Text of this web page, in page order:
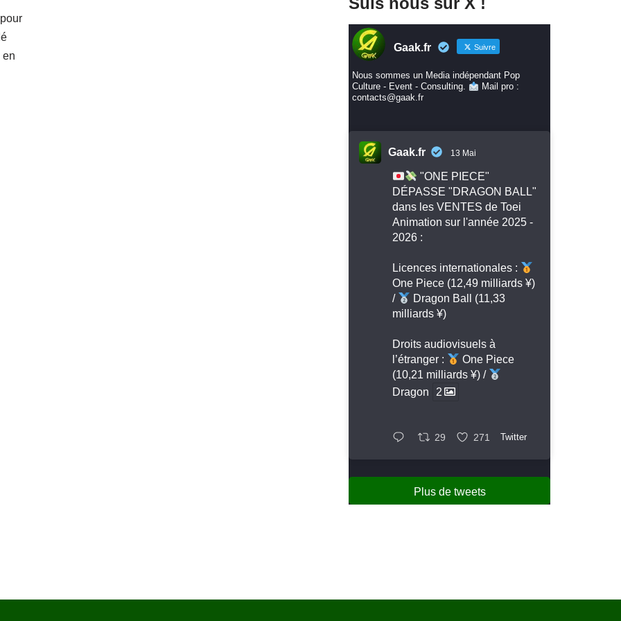
en
Gaak.fr Suivre
Nous sommes un Media indépendant Pop
Culture - Event - Consulting.
Mail pro :
contacts@gaak.fr
Gaak.fr 13 Mai
"ONE PIECE"
DÉPASSE "DRAGON BALL"
dans les VENTES de Toei
Animation sur l'année 2025 -
2026 :
Licences internationales :
One Piece (12,49 milliards ¥)
/
Dragon Ball (11,33
milliards ¥)
Droits audiovisuels à
l’étranger :
One Piece
(10,21 milliards ¥) /
Dragon
2
29 271 Twitter
Plus de tweets